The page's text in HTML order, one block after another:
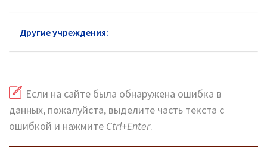
Другие учреждения:
Если на сайте была обнаружена ошибка в
данных, пожалуйста, выделите часть текста с
ошибкой и нажмите Ctrl+Enter.